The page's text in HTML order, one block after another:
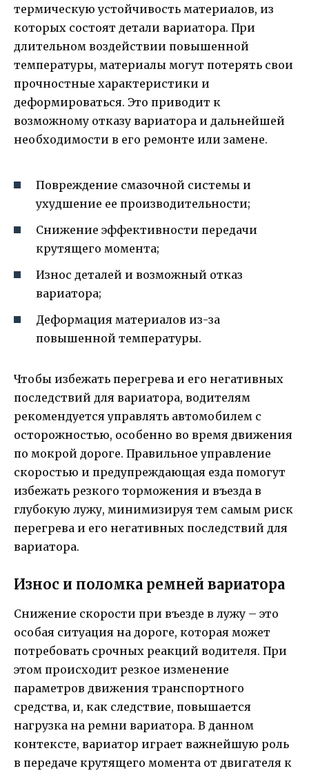
термическую устойчивость материалов, из
которых состоят детали вариатора. При
длительном воздействии повышенной
температуры, материалы могут потерять свои
прочностные характеристики и
деформироваться. Это приводит к
возможному отказу вариатора и дальнейшей
необходимости в его ремонте или замене.
Повреждение смазочной системы и
ухудшение ее производительности;
Снижение эффективности передачи
крутящего момента;
Износ деталей и возможный отказ
вариатора;
Деформация материалов из-за
повышенной температуры.
Чтобы избежать перегрева и его негативных
последствий для вариатора, водителям
рекомендуется управлять автомобилем с
осторожностью, особенно во время движения
по мокрой дороге. Правильное управление
скоростью и предупреждающая езда помогут
избежать резкого торможения и въезда в
глубокую лужу, минимизируя тем самым риск
перегрева и его негативных последствий для
вариатора.
Износ и поломка ремней вариатора
Снижение скорости при въезде в лужу – это
особая ситуация на дороге, которая может
потребовать срочных реакций водителя. При
этом происходит резкое изменение
параметров движения транспортного
средства, и, как следствие, повышается
нагрузка на ремни вариатора. В данном
контексте, вариатор играет важнейшую роль
в передаче крутящего момента от двигателя к